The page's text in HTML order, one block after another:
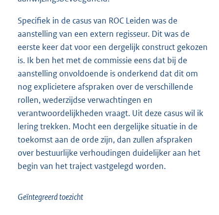
Specifiek in de casus van ROC Leiden was de
aanstelling van een extern regisseur. Dit was de
eerste keer dat voor een dergelijk construct gekozen
is. Ik ben het met de commissie eens dat bij de
aanstelling onvoldoende is onderkend dat dit om
nog explicietere afspraken over de verschillende
rollen, wederzijdse verwachtingen en
verantwoordelijkheden vraagt. Uit deze casus wil ik
lering trekken. Mocht een dergelijke situatie in de
toekomst aan de orde zijn, dan zullen afspraken
over bestuurlijke verhoudingen duidelijker aan het
begin van het traject vastgelegd worden.
Geïntegreerd toezicht